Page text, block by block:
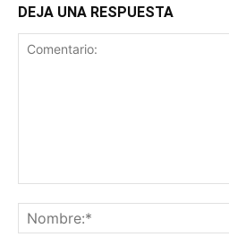
DEJA UNA RESPUESTA